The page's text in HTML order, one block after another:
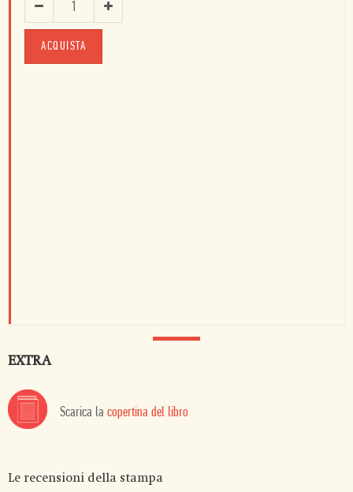
ACQUISTA
EXTRA
Scarica la copertina del libro
Le recensioni della stampa